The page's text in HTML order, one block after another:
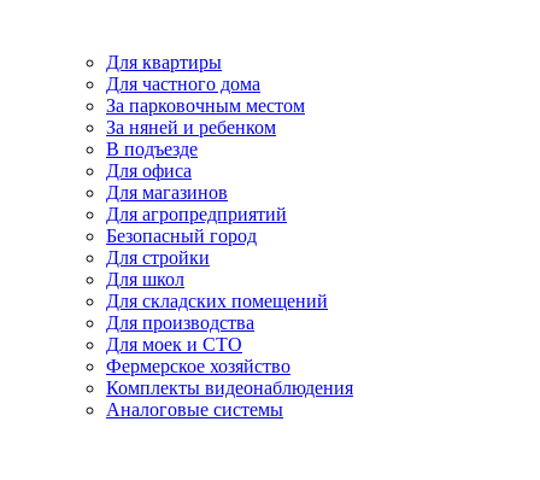
Для квартиры
Для частного дома
За парковочным местом
За няней и ребенком
В подъезде
Для офиса
Для магазинов
Для агропредприятий
Безопасный город
Для стройки
Для школ
Для складских помещений
Для производства
Для моек и СТО
Фермерское хозяйство
Комплекты видеонаблюдения
Аналоговые системы